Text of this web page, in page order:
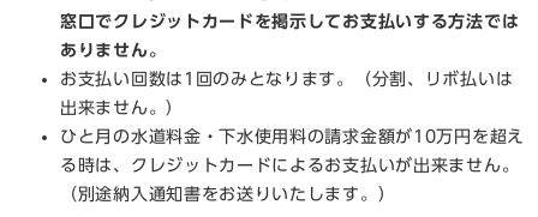
窓口でクレジットカードを掲示してお支払いする方法では
ありません。
お支払い回数は1回のみとなります。（分割、リボ払いは
出来ません。）
ひと月の水道料金・下水使用料の請求金額が10万円を超え
る時は、クレジットカードによるお支払いが出来ません。
（別途納入通知書をお送りいたします。）